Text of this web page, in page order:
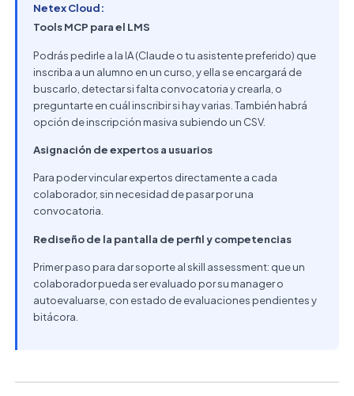
Netex Cloud:
Tools MCP para el LMS
Podrás pedirle a la IA (Claude o tu asistente preferido) que
inscriba a un alumno en un curso, y ella se encargará de
buscarlo, detectar si falta convocatoria y crearla, o
preguntarte en cuál inscribir si hay varias. También habrá
opción de inscripción masiva subiendo un CSV.
Asignación de expertos a usuarios
Para poder vincular expertos directamente a cada
colaborador, sin necesidad de pasar por una
convocatoria.
Rediseño de la pantalla de perfil y competencias
Primer paso para dar soporte al skill assessment: que un
colaborador pueda ser evaluado por su manager o
autoevaluarse, con estado de evaluaciones pendientes y
bitácora.